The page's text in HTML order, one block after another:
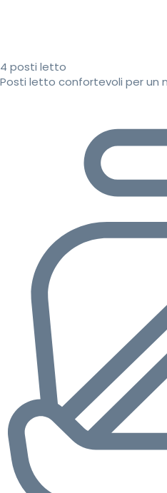
4 posti letto
Posti letto confortevoli per un